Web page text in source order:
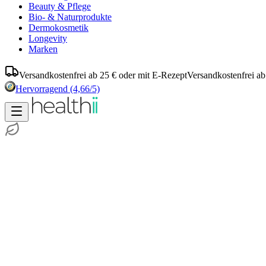
Beauty & Pflege
Bio- & Naturprodukte
Dermokosmetik
Longevity
Marken
Versandkostenfrei ab 25 € oder mit E-RezeptVersandkostenfrei
Hervorragend (4,66/5)